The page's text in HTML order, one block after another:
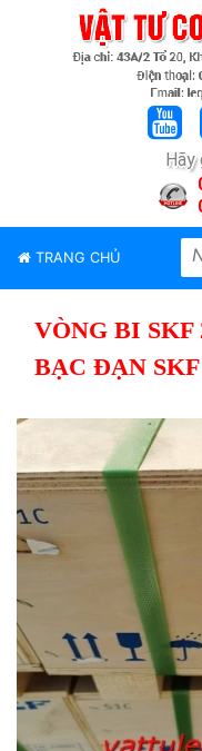
Hãy
TRANG CHỦ
PHẨM
HIỆU
VÒNG BI SKF
BẠC ĐẠN SKF